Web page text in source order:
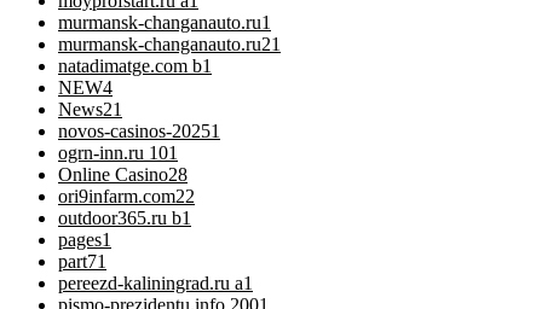
murmansk-changanauto.ru1
murmansk-changanauto.ru21
natadimatge.com b1
NEW4
News21
novos-casinos-20251
ogrn-inn.ru 101
Online Casino28
ori9infarm.com22
outdoor365.ru b1
pages1
part71
pereezd-kaliningrad.ru a1